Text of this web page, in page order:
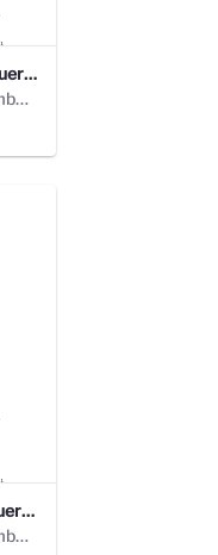
20170524 Protokoll 20. Steuerungskreis.pdf
vor 5 Jahren von Anni Schlumberger
20160622 Protokoll 16. Steuerungskreis.pdf
vor 5 Jahren von Anni Schlumberger